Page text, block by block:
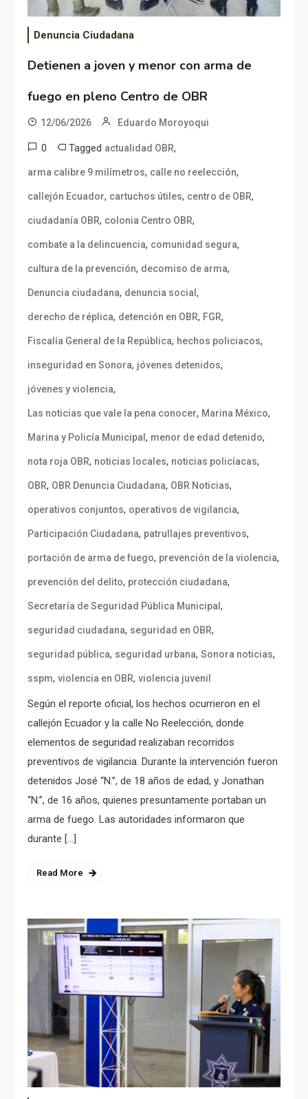
Denuncia Ciudadana
Detienen a joven y menor con arma de
fuego en pleno Centro de OBR
12/06/2026 Eduardo Moroyoqui
0 Tagged actualidad OBR,
arma calibre 9 milímetros, calle no reelección,
callejón Ecuador, cartuchos útiles, centro de OBR,
ciudadanía OBR, colonia Centro OBR,
combate a la delincuencia, comunidad segura,
cultura de la prevención, decomiso de arma,
Denuncia ciudadana, denuncia social ,
derecho de réplica, detención en OBR, FGR,
Fiscalía General de la República, hechos policiacos,
inseguridad en Sonora, jóvenes detenidos,
jóvenes y violencia,
Las noticias que vale la pena conocer, Marina México,
Marina y Policía Municipal , menor de edad detenido,
nota roja OBR, noticias locales, noticias policíacas,
OBR, OBR Denuncia Ciudadana, OBR Noticias,
operativos conjuntos, operativos de vigilancia,
Participación Ciudadana, patrullajes preventivos,
portación de arma de fuego, prevención de la violencia,
prevención del delito, protección ciudadana,
Secretaría de Seguridad Pública Municipal ,
seguridad ciudadana, seguridad en OBR,
seguridad pública, seguridad urbana, Sonora noticias,
sspm, violencia en OBR, violencia juvenil
Según el reporte oficial, los hechos ocurrieron en el
callejón Ecuador y la calle No Reelección, donde
elementos de seguridad realizaban recorridos
preventivos de vigilancia. Durante la intervención fueron
detenidos José “N.”, de 18 años de edad, y Jonathan
“N.”, de 16 años, quienes presuntamente portaban un
arma de fuego. Las autoridades informaron que
durante […]
Read More